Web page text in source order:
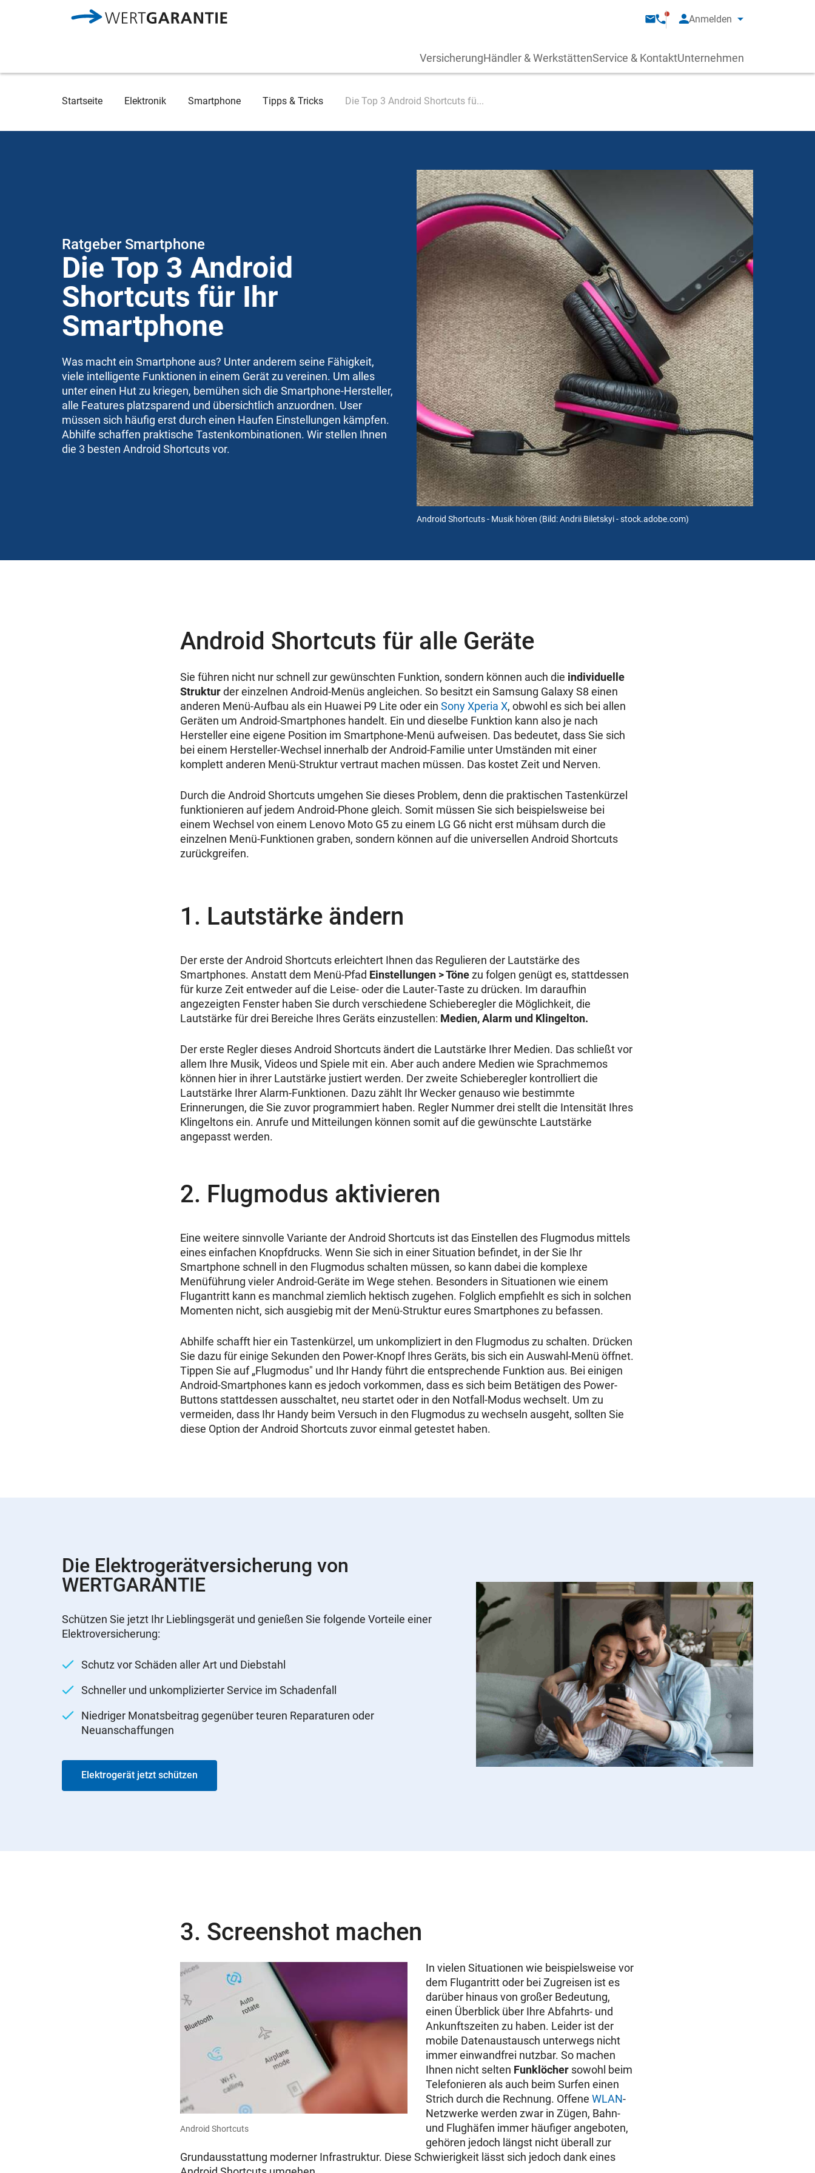
Anmelden
VersicherungHändler & WerkstättenService & KontaktUnternehmen
Breadcrumb
Startseite Elektronik Smartphone Tipps & Tricks Die Top 3 Android Shortcuts fü...
Android Shortcuts - Musik hören (Bild: Andrii Biletskyi - stock.adobe.com)
Ratgeber Smartphone
Die Top 3 Android
Shortcuts für Ihr
Smartphone
Was macht ein Smartphone aus? Unter anderem seine Fähigkeit,
viele intelligente Funktionen in einem Gerät zu vereinen. Um alles
unter einen Hut zu kriegen, bemühen sich die Smartphone-Hersteller,
alle Features platzsparend und übersichtlich anzuordnen. User
müssen sich häufig erst durch einen Haufen Einstellungen kämpfen.
Abhilfe schaffen praktische Tastenkombinationen. Wir stellen Ihnen
die 3 besten Android Shortcuts vor.
Android Shortcuts für alle Geräte
Sie führen nicht nur schnell zur gewünschten Funktion, sondern können auch die individuelle
Strukturder einzelnen Android-Menüs angleichen. So besitzt ein Samsung Galaxy S8 einen
anderen Menü-Aufbau als ein Huawei P9 Lite oder ein Sony Xperia X, obwohl es sich bei allen
Geräten um Android-Smartphones handelt. Ein und dieselbe Funktion kann also je nach
Hersteller eine eigene Position im Smartphone-Menü aufweisen. Das bedeutet, dass Sie sich
bei einem Hersteller-Wechsel innerhalb der Android-Familie unter Umständen mit einer
komplett anderen Menü-Struktur vertraut machen müssen. Das kostet Zeit und Nerven.
Durch die Android Shortcuts umgehen Sie dieses Problem, denn die praktischen Tastenkürzel
funktionieren auf jedem Android-Phone gleich. Somit müssen Sie sich beispielsweise bei
einem Wechsel von einem Lenovo Moto G5 zu einem LG G6 nicht erst mühsam durch die
einzelnen Menü-Funktionen graben, sondern können auf die universellen Android Shortcuts
zurückgreifen.
1. Lautstärke ändern
Der erste der Android Shortcuts erleichtert Ihnen das Regulieren der Lautstärke des
Smartphones. Anstatt dem Menü-Pfad Einstellungen > Tönezu folgen genügt es, stattdessen
für kurze Zeit entweder auf die Leise- oder die Lauter-Taste zu drücken. Im daraufhin
angezeigten Fenster haben Sie durch verschiedene Schieberegler die Möglichkeit, die
Lautstärke für drei Bereiche Ihres Geräts einzustellen: Medien, Alarm und Klingelton.
Der erste Regler dieses Android Shortcuts ändert die Lautstärke Ihrer Medien. Das schließt vor
allem Ihre Musik, Videos und Spiele mit ein. Aber auch andere Medien wie Sprachmemos
können hier in ihrer Lautstärke justiert werden. Der zweite Schieberegler kontrolliert die
Lautstärke Ihrer Alarm-Funktionen. Dazu zählt Ihr Wecker genauso wie bestimmte
Erinnerungen, die Sie zuvor programmiert haben. Regler Nummer drei stellt die Intensität Ihres
Klingeltons ein. Anrufe und Mitteilungen können somit auf die gewünschte Lautstärke
angepasst werden.
2. Flugmodus aktivieren
Eine weitere sinnvolle Variante der Android Shortcuts ist das Einstellen des Flugmodus mittels
eines einfachen Knopfdrucks. Wenn Sie sich in einer Situation befindet, in der Sie Ihr
Smartphone schnell in den Flugmodus schalten müssen, so kann dabei die komplexe
Menüführung vieler Android-Geräte im Wege stehen. Besonders in Situationen wie einem
Flugantritt kann es manchmal ziemlich hektisch zugehen. Folglich empfiehlt es sich in solchen
Momenten nicht, sich ausgiebig mit der Menü-Struktur eures Smartphones zu befassen.
Abhilfe schafft hier ein Tastenkürzel, um unkompliziert in den Flugmodus zu schalten. Drücken
Sie dazu für einige Sekunden den Power-Knopf Ihres Geräts, bis sich ein Auswahl-Menü öffnet.
Tippen Sie auf „Flugmodus" und Ihr Handy führt die entsprechende Funktion aus. Bei einigen
Android-Smartphones kann es jedoch vorkommen, dass es sich beim Betätigen des Power-
Buttons stattdessen ausschaltet, neu startet oder in den Notfall-Modus wechselt. Um zu
vermeiden, dass Ihr Handy beim Versuch in den Flugmodus zu wechseln ausgeht, sollten Sie
diese Option der Android Shortcuts zuvor einmal getestet haben.
Die Elektrogerätversicherung von
WERTGARANTIE
Schützen Sie jetzt Ihr Lieblingsgerät und genießen Sie folgende Vorteile einer
Elektroversicherung:
Schutz vor Schäden aller Art und Diebstahl
Schneller und unkomplizierter Service im Schadenfall
Niedriger Monatsbeitrag gegenüber teuren Reparaturen oder
Neuanschaffungen
Elektrogerät jetzt schützen
3. Screenshot machen
Android Shortcuts
In vielen Situationen wie beispielsweise vor
dem Flugantritt oder bei Zugreisen ist es
darüber hinaus von großer Bedeutung,
einen Überblick über Ihre Abfahrts- und
Ankunftszeiten zu haben. Leider ist der
mobile Datenaustausch unterwegs nicht
immer einwandfrei nutzbar. So machen
Ihnen nicht selten Funklöcher sowohl beim
Telefonieren als auch beim Surfen einen
Strich durch die Rechnung. Offene WLAN-
Netzwerke werden zwar in Zügen, Bahn-
und Flughäfen immer häufiger angeboten,
gehören jedoch längst nicht überall zur
Grundausstattung moderner Infrastruktur. Diese Schwierigkeit lässt sich jedoch dank eines